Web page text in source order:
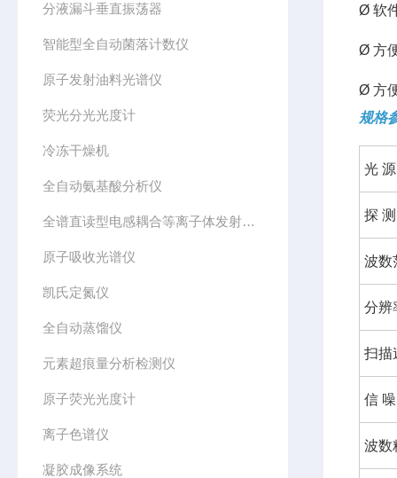
分液漏斗垂直振荡器
智能型全自动菌落计数仪
原子发射油料光谱仪
荧光分光光度计
冷冻干燥机
全自动氨基酸分析仪
全谱直读型电感耦合等离子体发射光谱仪
原子吸收光谱仪
凯氏定氮仪
全自动蒸馏仪
元素超痕量分析检测仪
原子荧光光度计
离子色谱仪
凝胶成像系统
Ø 软
Ø 方
Ø 方
规格
光 源
探
波数
分辨
扫描
信
波数